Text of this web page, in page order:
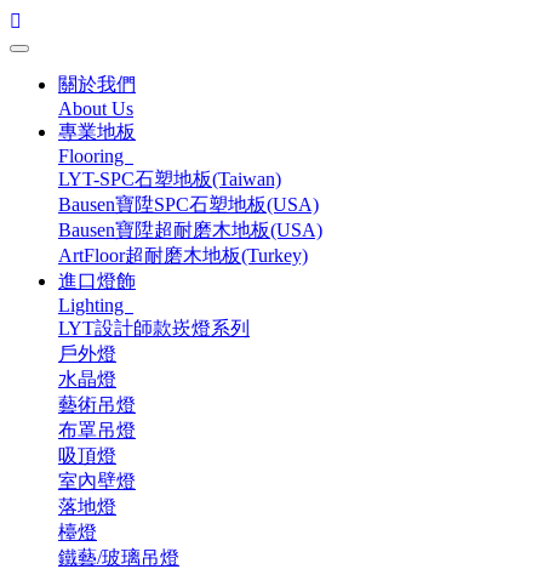
關於我們
About Us
專業地板
Flooring
LYT-SPC石塑地板(Taiwan)
Bausen寶陞SPC石塑地板(USA)
Bausen寶陞超耐磨木地板(USA)
ArtFloor超耐磨木地板(Turkey)
進口燈飾
Lighting
LYT設計師款崁燈系列
戶外燈
水晶燈
藝術吊燈
布罩吊燈
吸頂燈
室內壁燈
落地燈
檯燈
鐵藝/玻璃吊燈